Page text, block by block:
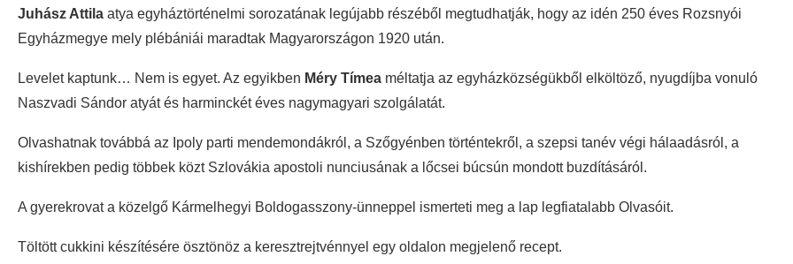
Juhász Attila atya egyháztörténelmi sorozatának legújabb részéből megtudhatják, hogy az idén 250 éves Rozsnyói
Egyházmegye mely plébániái maradtak Magyarországon 1920 után.
Levelet kaptunk… Nem is egyet. Az egyikben Méry Tímea méltatja az egyházközségükből elköltöző, nyugdíjba vonuló
Naszvadi Sándor atyát és harminckét éves nagymagyari szolgálatát.
Olvashatnak továbbá az Ipoly parti mendemondákról, a Szőgyénben történtekről, a szepsi tanév végi hálaadásról, a
kishírekben pedig többek közt Szlovákia apostoli nunciusának a lőcsei búcsún mondott buzdításáról.
A gyerekrovat a közelgő Kármelhegyi Boldogasszony-ünneppel ismerteti meg a lap legfiatalabb Olvasóit.
Töltött cukkini készítésére ösztönöz a keresztrejtvénnyel egy oldalon megjelenő recept.